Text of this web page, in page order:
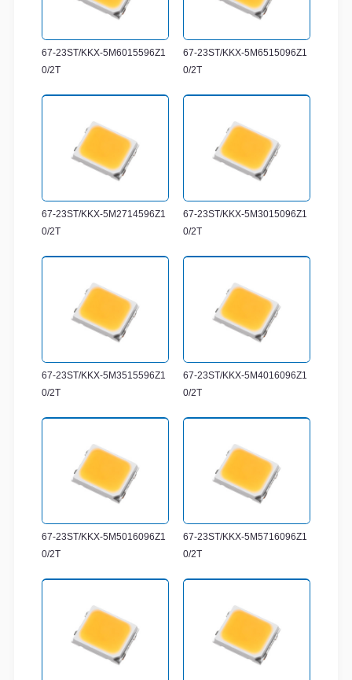
67-23ST/KKX-5M6015596Z1
0/2T
67-23ST/KKX-5M6515096Z1
0/2T
67-23ST/KKX-5M2714596Z1
0/2T
67-23ST/KKX-5M3015096Z1
0/2T
67-23ST/KKX-5M3515596Z1
0/2T
67-23ST/KKX-5M4016096Z1
0/2T
67-23ST/KKX-5M5016096Z1
0/2T
67-23ST/KKX-5M5716096Z1
0/2T